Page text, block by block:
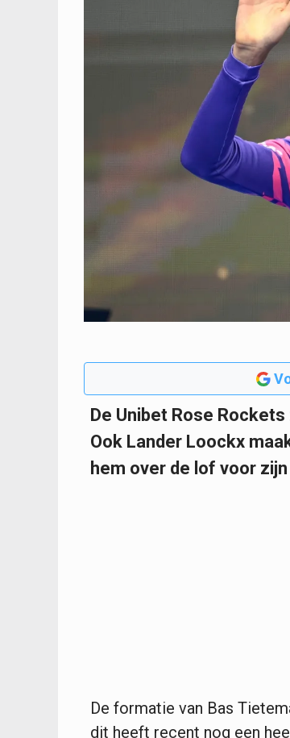
De Unibet Rose
Ook Lander Loockx
hem over de lof voor
De formatie van Bas
dit heeft recent nog een